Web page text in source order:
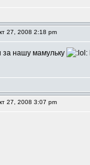
27, 2008 2:18 pm
за нашу мамульку
27, 2008 3:07 pm